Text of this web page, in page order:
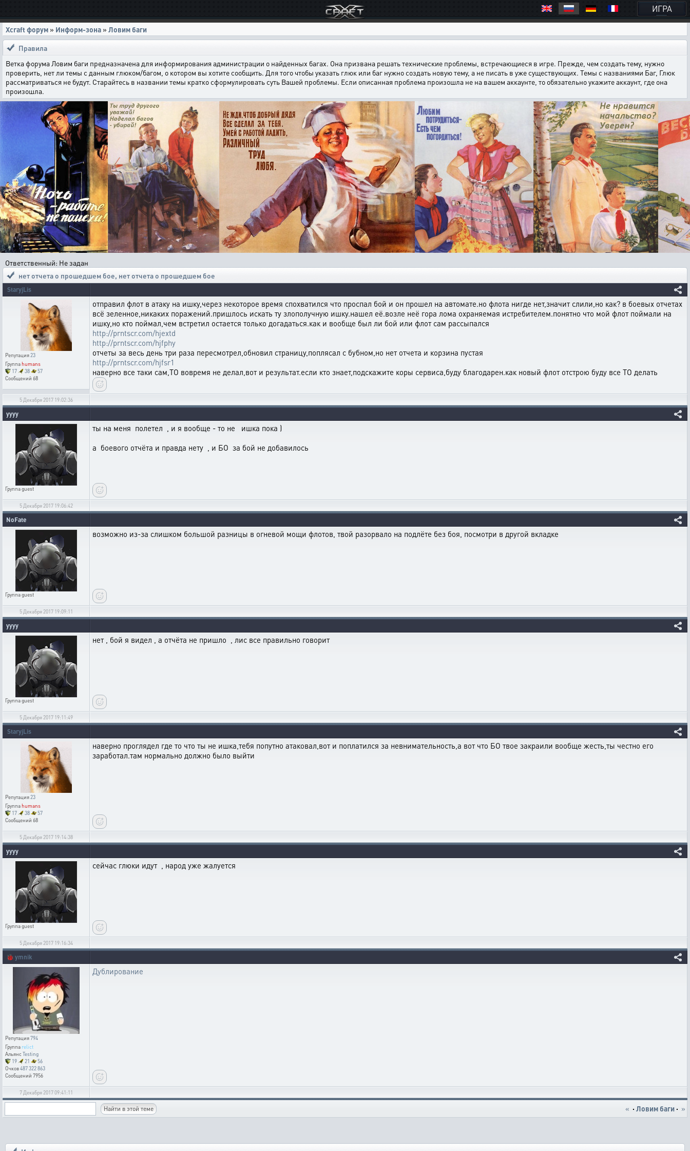
ИГРА
Xcraft форум » Информ-зона » Ловим баги
Правила
Ветка форума Ловим баги предназначена для информирования администрации о найденных багах. Она призвана решать технические проблемы, встречающиеся в игре. Прежде, чем создать тему, нужно
проверить, нет ли темы с данным глюком/багом, о котором вы хотите сообщить. Для того чтобы указать глюк или баг нужно создать новую тему, а не писать в уже существующих. Темы с названиями Баг, Глюк
рассматриваться не будут. Старайтесь в названии темы кратко сформулировать суть Вашей проблемы. Если описанная проблема произошла не на вашем аккаунте, то обязательно укажите аккаунт, где она
произошла.
Ответственный: Не задан
нет отчета о прошедшем бое, нет отчета о прошедшем бое
StaryjLis
Репутация23
Группаhumans
17
38
57
Сообщений 68
отправил флот в атаку на ишку,через некоторое время спохватился что проспал бой и он прошел на автомате.но флота нигде нет,значит слили,но как? в боевых отчетах
всё зеленное,никаких поражений.пришлось искать ту злополучную ишку.нашел её.возле неё гора лома охраняемая истребителем.понятно что мой флот поймали на
ишку,но кто поймал,чем встретил остается только догадаться.как и вообще был ли бой или флот сам рассыпался
http://prntscr.com/hjextd
http://prntscr.com/hjfphy
отчеты за весь день три раза пересмотрел,обновил страницу,поплясал с бубном,но нет отчета и корзина пустая
http://prntscr.com/hjfsr1
наверно все таки сам,ТО вовремя не делал,вот и результат.если кто знает,подскажите коры сервиса,буду благодарен.как новый флот отстрою буду все ТО делать
5 Декабря 2017 19:02:36
yyyy
Группаguest
ты на меня полетел , и я вообще - то не ишка пока )
а боевого отчёта и правда нету , и БО за бой не добавилось
5 Декабря 2017 19:06:42
NoFate
Группаguest
возможно из-за слишком большой разницы в огневой мощи флотов, твой разорвало на подлёте без боя, посмотри в другой вкладке
5 Декабря 2017 19:09:11
yyyy
Группаguest
нет , бой я видел , а отчёта не пришло , лис все правильно говорит
5 Декабря 2017 19:11:49
StaryjLis
Репутация23
Группаhumans
17
38
57
Сообщений 68
наверно проглядел где то что ты не ишка,тебя попутно атаковал,вот и поплатился за невнимательность,а вот что БО твое закраили вообще жесть,ты честно его
заработал.там нормально должно было выйти
5 Декабря 2017 19:14:38
yyyy
Группаguest
сейчас глюки идут , народ уже жалуется
5 Декабря 2017 19:16:34
🐞 ymnik
Репутация794
Группа relict
АльянсTesting
19
21
56
Очков487 322 863
Сообщений 7956
Дублирование
7 Декабря 2017 09:41:11
« · Ловим баги · »